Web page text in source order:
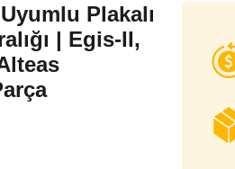
Plakalı
| Egis-II,